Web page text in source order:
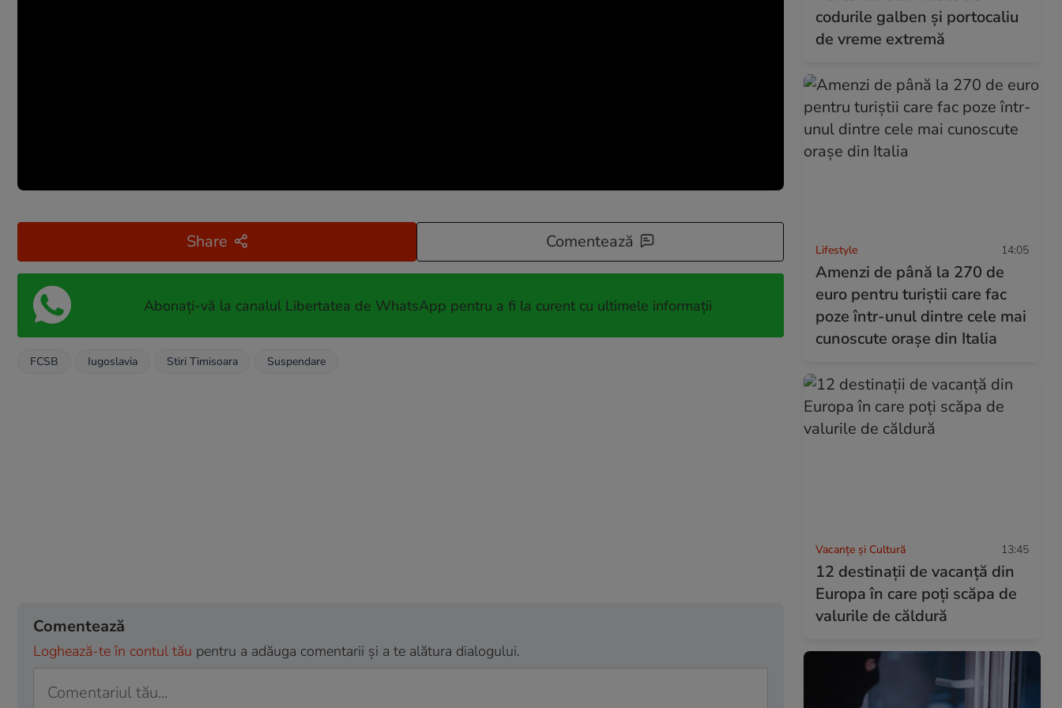
Share Comentează
Abonați-vă la canalul Libertatea de WhatsApp pentru a fi la curent cu ultimele informații
FCSB Iugoslavia Stiri Timisoara Suspendare
Comentează
Loghează-te în contul tău pentru a adăuga comentarii și a te alătura dialogului.
codurile galben și portocaliu
de vreme extremă
Lifestyle 14:05
Amenzi de până la 270 de
euro pentru turiștii care fac
poze într-unul dintre cele mai
cunoscute orașe din Italia
Vacanțe și Cultură 13:45
12 destinații de vacanță din
Europa în care poți scăpa de
valurile de căldură